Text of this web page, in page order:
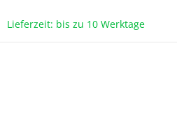
Lieferzeit: bis zu 10 Werktage